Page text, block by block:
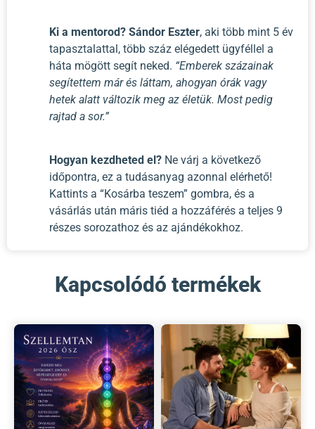
Ki a mentorod? Sándor Eszter, aki több mint 5 év
tapasztalattal, több száz elégedett ügyféllel a
háta mögött segít neked. “Emberek százainak
segítettem már és láttam, ahogyan órák vagy
hetek alatt változik meg az életük. Most pedig
rajtad a sor.”
Hogyan kezdheted el? Ne várj a következő
időpontra, ez a tudásanyag azonnal elérhető!
Kattints a “Kosárba teszem” gombra, és a
vásárlás után máris tiéd a hozzáférés a teljes 9
részes sorozathoz és az ajándékokhoz.
Kapcsolódó termékek